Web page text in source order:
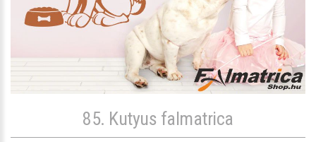
85. Kutyus falmatrica